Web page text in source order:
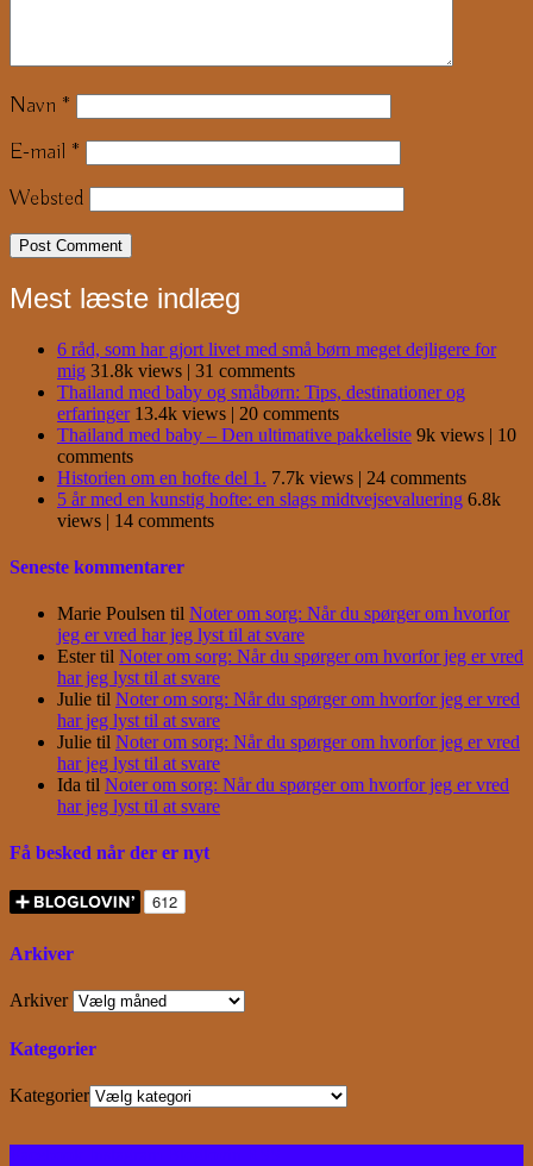
Navn *
E-mail *
Websted
Mest læste indlæg
6 råd, som har gjort livet med små børn meget dejligere for
mig 31.8k views | 31 comments
Thailand med baby og småbørn: Tips, destinationer og
erfaringer 13.4k views | 20 comments
Thailand med baby – Den ultimative pakkeliste 9k views | 10
comments
Historien om en hofte del 1. 7.7k views | 24 comments
5 år med en kunstig hofte: en slags midtvejsevaluering 6.8k
views | 14 comments
Seneste kommentarer
Marie Poulsen til Noter om sorg: Når du spørger om hvorfor
jeg er vred har jeg lyst til at svare
Estertil Noter om sorg: Når du spørger om hvorfor jeg er vred
har jeg lyst til at svare
Julie til Noter om sorg: Når du spørger om hvorfor jeg er vred
har jeg lyst til at svare
Julie til Noter om sorg: Når du spørger om hvorfor jeg er vred
har jeg lyst til at svare
Ida til Noter om sorg: Når du spørger om hvorfor jeg er vred
har jeg lyst til at svare
Få besked når der er nyt
Arkiver
Arkiver
Kategorier
Kategorier